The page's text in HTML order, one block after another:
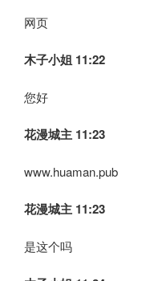
网页
木子小姐 11:22
您好
花漫城主 11:23
www.huaman.pub
花漫城主 11:23
是这个吗